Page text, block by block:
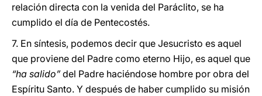
relación directa con la venida del Paráclito, se ha
cumplido el día de Pentecostés.
7. En síntesis, podemos decir que Jesucristo es aquel
que proviene del Padre como eterno Hijo, es aquel que
“ha salido”del Padre haciéndose hombre por obra del
Espíritu Santo. Y después de haber cumplido su misión